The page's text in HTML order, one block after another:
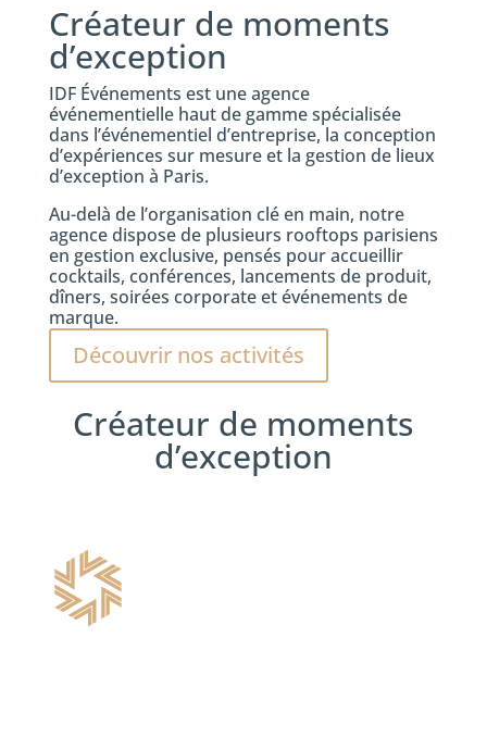
Créateur de moments
d’exception
IDF Événements est une agence
événementielle haut de gamme spécialisée
dans l’événementiel d’entreprise, la conception
d’expériences sur mesure et la gestion de lieux
d’exception à Paris.
Au-delà de l’organisation clé en main, notre
agence dispose de plusieurs rooftops parisiens
en gestion exclusive, pensés pour accueillir
cocktails, conférences, lancements de produit,
dîners, soirées corporate et événements de
marque.
Découvrir nos activités
Créateur de moments
d’exception